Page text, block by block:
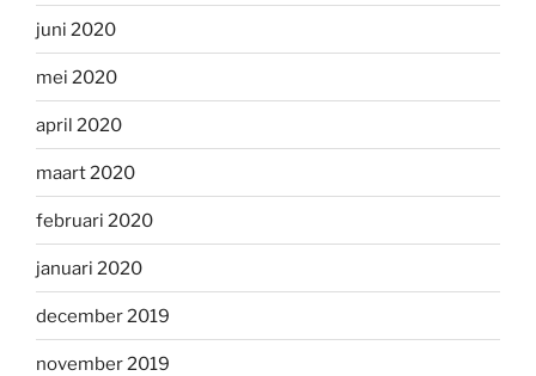
juni 2020
mei 2020
april 2020
maart 2020
februari 2020
januari 2020
december 2019
november 2019